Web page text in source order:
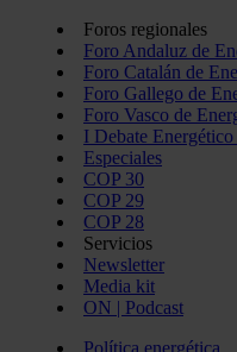
Foros regionales
Foro Andaluz de
Foro Catalán de
Foro Gallego de
Foro Vasco de
I Debate Energético
Especiales
COP 30
COP 29
COP 28
Servicios
Newsletter
Media kit
ON | Podcast
Política energética